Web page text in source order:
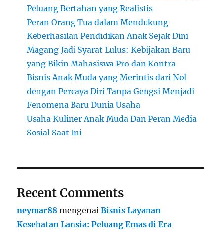
Peluang Bertahan yang Realistis
Peran Orang Tua dalam Mendukung
Keberhasilan Pendidikan Anak Sejak Dini
Magang Jadi Syarat Lulus: Kebijakan Baru
yang Bikin Mahasiswa Pro dan Kontra
Bisnis Anak Muda yang Merintis dari Nol
dengan Percaya Diri Tanpa Gengsi Menjadi
Fenomena Baru Dunia Usaha
Usaha Kuliner Anak Muda Dan Peran Media
Sosial Saat Ini
Recent Comments
neymar88 mengenaiBisnis Layanan
Kesehatan Lansia: Peluang Emas di Era